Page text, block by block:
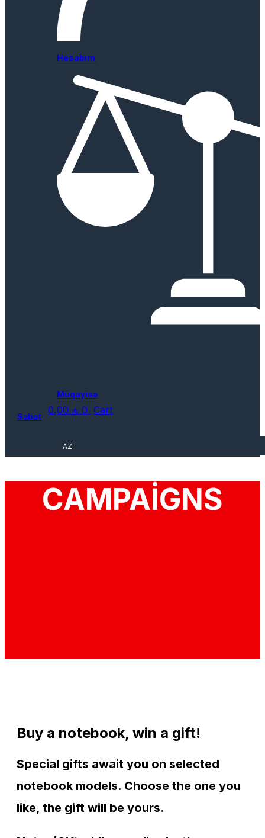
Hesabım
Müqayisə
0,00 ₼ 0 Cart
Səbət
AZ
CAMPAIGNS
Buy a notebook, win a gift!
Special gifts await you on selected
notebook models. Choose the one you
like, the gift will be yours.